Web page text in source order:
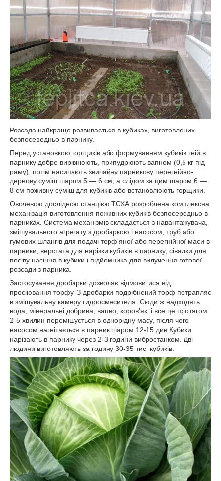
Розсада найкраще розвивається в кубиках, виготовлених
безпосередньо в парнику.
Перед установкою горщиків або формуванням кубиків гній в
парнику добре вирівнюють, припудрюють вапном (0,5 кг під
раму), потім насипають звичайну парникову перегнійно-
дернову суміш шаром 5 — 6 см, а слідом за цим шаром 6 —
8 см поживну суміш для кубиків або встановлюють горщики.
Овочевою дослідною станцією ТСХА розроблена комплексна
механізація виготовлення поживних кубиків безпосередньо в
парниках. Система механізмів складається з навантажувача,
змішувального агрегату з дробаркою і насосом, труб або
гумових шлангів для подачі торф'яної або перегнійної маси в
парники, верстата для нарізки кубиків в парнику, сівалки для
посіву насіння в кубики і підйомника для вилучення готової
розсади з парника.
Застосування дробарки дозволяє відмовитися від
просіювання торфу. З дробарки подрібнений торф потрапляє
в змішувальну камеру гидросмесителя. Сюди ж надходять
вода, мінеральні добрива, вапно, коров'як, і все це протягом
2-5 хвилин перемішується в однорідну масу, після чого
насосом нагнітається в парник шаром 12-15 див Кубики
нарізають в парнику через 2-3 години вибростанком. Дві
людини виготовляють за годину 30-35 тис. кубиків.